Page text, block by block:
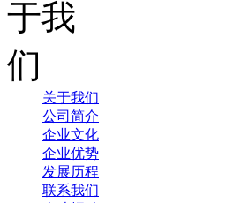
关于我们
公司简介
企业文化
企业优势
发展历程
联系我们